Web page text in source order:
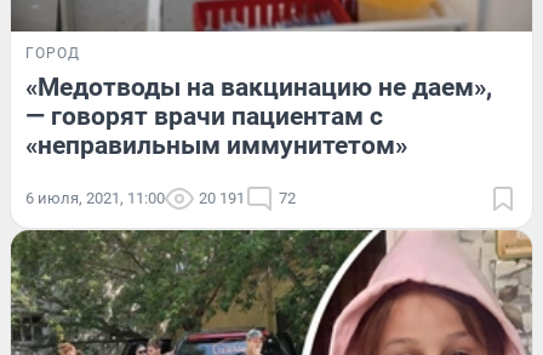
ГОРОД
«Медотводы на вакцинацию не даем»,
— говорят врачи пациентам с
«неправильным иммунитетом»
6 июля, 2021, 11:00 20 191 72